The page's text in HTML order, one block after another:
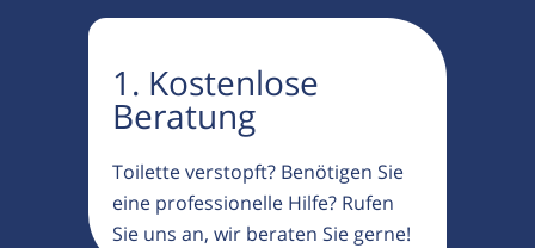
1. Kostenlose
Beratung
Toilette verstopft? Benötigen Sie
eine professionelle Hilfe? Rufen
Sie uns an, wir beraten Sie gerne!